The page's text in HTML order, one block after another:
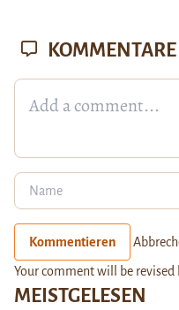
MEISTGELESEN
KOMMENTARE
Kommentieren
Your comment will be revised